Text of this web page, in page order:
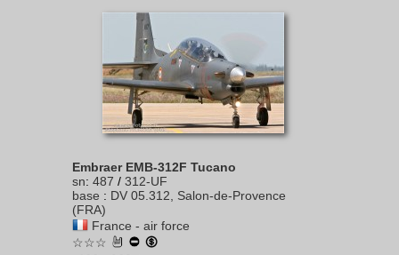
Embraer EMB-312F Tucano
sn: 487 / 312-UF
base : DV 05.312, Salon-de-Provence
(FRA)
France - air force
☆☆☆